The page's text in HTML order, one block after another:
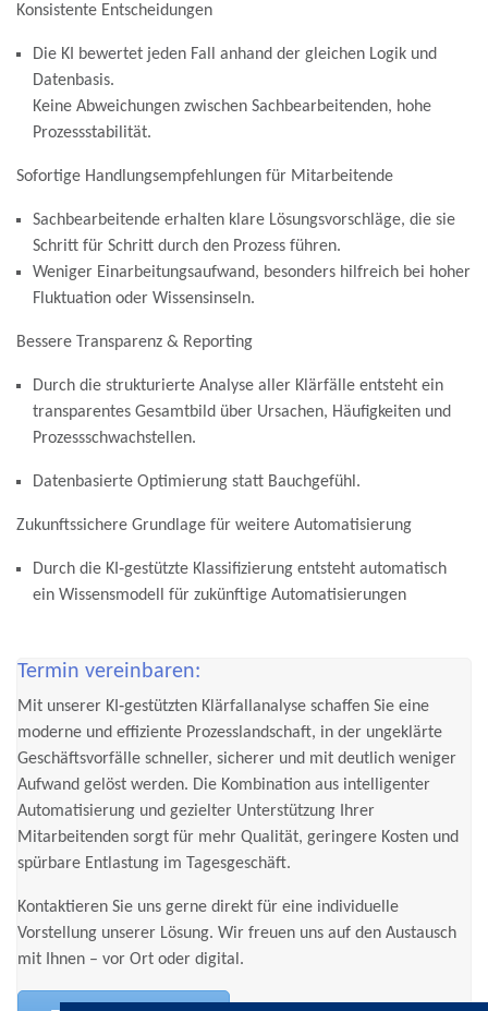
Konsistente Entscheidungen
Die KI bewertet jeden Fall anhand der gleichen Logik und
Datenbasis.
Keine Abweichungen zwischen Sachbearbeitenden, hohe
Prozessstabilität.
Sofortige Handlungsempfehlungen für Mitarbeitende
Sachbearbeitende erhalten klare Lösungsvorschläge, die sie
Schritt für Schritt durch den Prozess führen.
Weniger Einarbeitungsaufwand, besonders hilfreich bei hoher
Fluktuation oder Wissensinseln.
Bessere Transparenz & Reporting
Durch die strukturierte Analyse aller Klärfälle entsteht ein
transparentes Gesamtbild über Ursachen, Häufigkeiten und
Prozessschwachstellen.
Datenbasierte Optimierung statt Bauchgefühl.
Zukunftssichere Grundlage für weitere Automatisierung
Durch die KI‑gestützte Klassifizierung entsteht automatisch
ein Wissensmodell für zukünftige Automatisierungen
Termin vereinbaren:
Mit unserer KI‑gestützten Klärfallanalyse schaffen Sie eine
moderne und effiziente Prozesslandschaft, in der ungeklärte
Geschäftsvorfälle schneller, sicherer und mit deutlich weniger
Aufwand gelöst werden. Die Kombination aus intelligenter
Automatisierung und gezielter Unterstützung Ihrer
Mitarbeitenden sorgt für mehr Qualität, geringere Kosten und
spürbare Entlastung im Tagesgeschäft.
Kontaktieren Sie uns gerne direkt für eine individuelle
Vorstellung unserer Lösung. Wir freuen uns auf den Austausch
mit Ihnen – vor Ort oder digital.